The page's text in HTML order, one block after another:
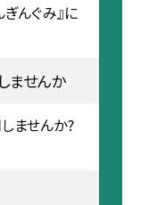
んぐみ』に
ませんか
ませんか?